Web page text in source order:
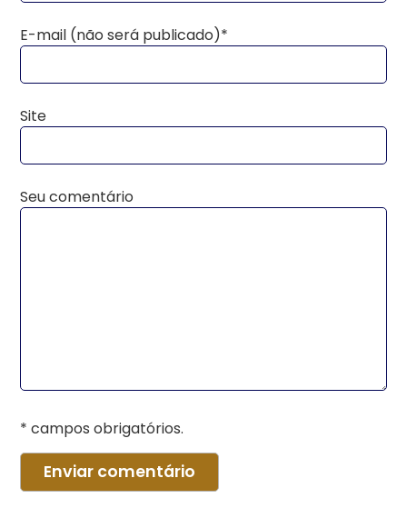
E-mail (não será publicado)*
Site
Seu comentário
* campos obrigatórios.